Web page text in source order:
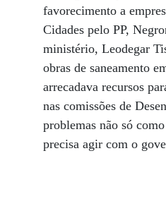
favorecimento a
Cidades pelo PP,
ministério, Leodegar
obras de saneamento
arrecadava recursos
nas comissões de
problemas não só
precisa agir com o